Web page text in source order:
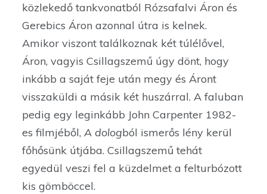
közlekedő tankvonatból Rózsafalvi Áron és
Gerebics Áron azonnal útra is kelnek.
Amikor viszont találkoznak két túlélővel,
Áron, vagyis Csillagszemű úgy dönt, hogy
inkább a saját feje után megy és Áront
visszaküldi a másik két huszárral. A faluban
pedig egy leginkább John Carpenter 1982-
es filmjéből,A dologból ismerős lény kerül
főhősünk útjába. Csillagszemű tehát
egyedül veszi fel a küzdelmet a felturbózott
kis gömböccel.